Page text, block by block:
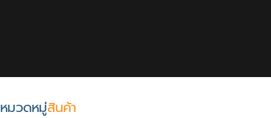
หมวดหมู่สินค้า